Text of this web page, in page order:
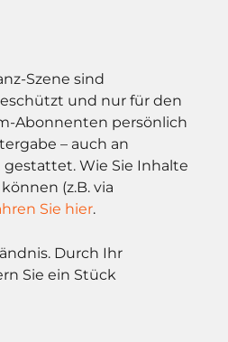
Szene sind
und nur für den
Abonnenten persönlich
– auch an
gestattet. Wie Sie Inhalte
(z.B. via
Sie hier.
Durch Ihr
Sie ein Stück